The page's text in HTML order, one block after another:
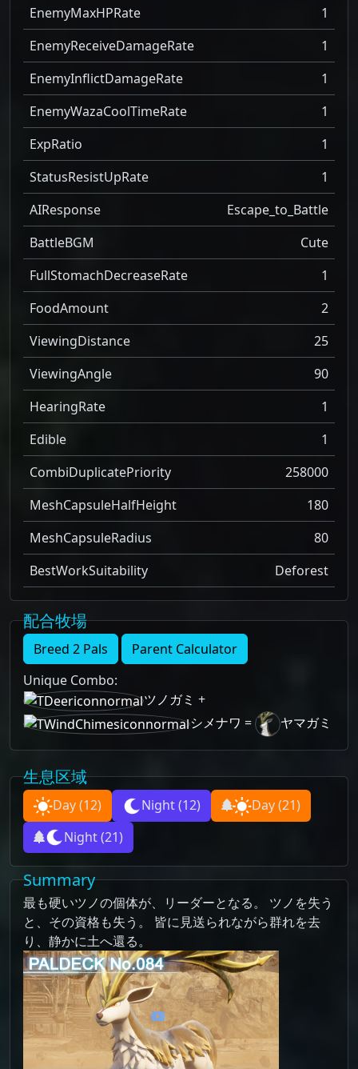
EnemyMaxHPRate
1
EnemyReceiveDamageRate
1
EnemyInflictDamageRate
1
EnemyWazaCoolTimeRate
1
ExpRatio
1
StatusResistUpRate
1
AIResponse
Escape_to_Battle
BattleBGM
Cute
FullStomachDecreaseRate
1
FoodAmount
2
ViewingDistance
25
ViewingAngle
90
HearingRate
1
Edible
1
CombiDuplicatePriority
258000
MeshCapsuleHalfHeight
180
MeshCapsuleRadius
80
BestWorkSuitability
Deforest
配合牧場
Breed 2 Pals
Parent Calculator
Unique Combo:
ツノガミ +
シメナワ = ヤマガミ
生息区域
Day(12) Night(12) Day(21)
Night(21)
Summary
最も硬いツノの個体が、リーダーとなる。 ツノを失う
と、その資格も失う。 皆に見送られながら群れを去
り、静かに土へ還る。